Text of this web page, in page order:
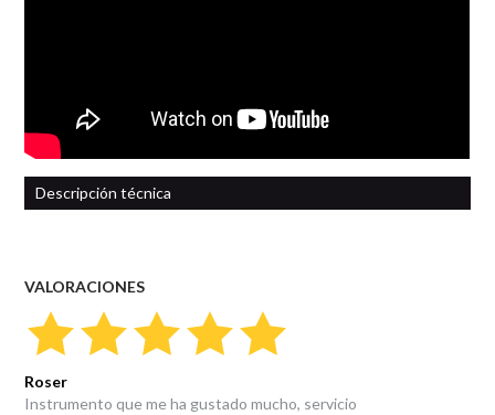
Descripción técnica
Roser
Instrumento que me ha gustado mucho, servicio